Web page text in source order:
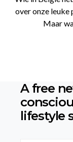
over onze leuke
Maar
A free
lifestyle